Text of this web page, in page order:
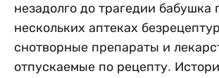
незадолго до трагедии бабушка
нескольких аптеках
снотворные препараты и
отпускаемые по рецепту.